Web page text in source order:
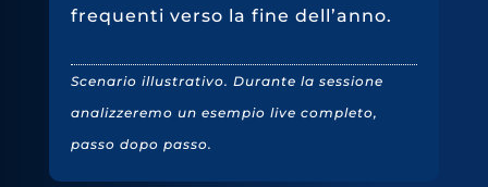
frequenti verso la fine dell’anno.
Scenario illustrativo. Durante la sessione
analizzeremo un esempio live completo,
passo dopo passo.